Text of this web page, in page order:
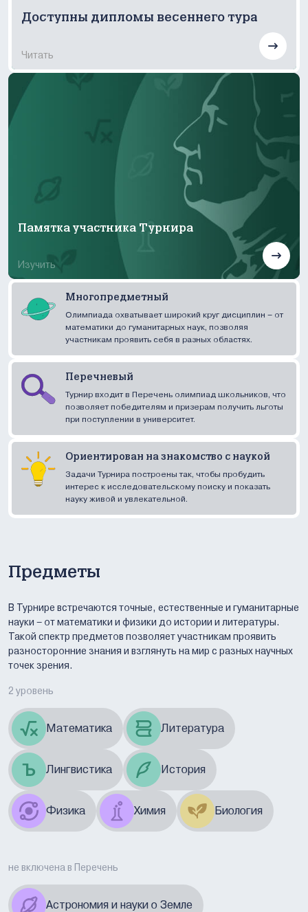
Доступны дипломы весеннего тура
Памятка участника Турнира
Изучить
Многопредметный
Олимпиада охватывает широкий круг дисциплин – от
математики до гуманитарных наук, позволяя
участникам проявить себя в разных областях.
Перечневый
Турнир входит в Перечень олимпиад школьников, что
позволяет победителям и призерам получить льготы
при поступлении в университет.
Ориентирован на знакомство с наукой
Задачи Турнира построены так, чтобы пробудить
интерес к исследовательскому поиску и показать
науку живой и увлекательной.
Предметы
В Турнире встречаются точные, естественные и гуманитарные
науки – от математики и физики до истории и литературы.
Такой спектр предметов позволяет участникам проявить
разносторонние знания и взглянуть на мир с разных научных
точек зрения.
2 уровень
Математика Литература
Лингвистика История
Физика Химия Биология
не включена в Перечень
Астрономия и науки о Земле